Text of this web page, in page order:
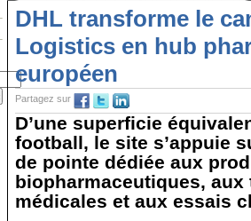
DHL transforme le
Logistics en hub
européen
Partagez sur
D’une superficie
football, le site s’appuie
de pointe dédiée aux
biopharmaceutiques,
médicales et aux essais